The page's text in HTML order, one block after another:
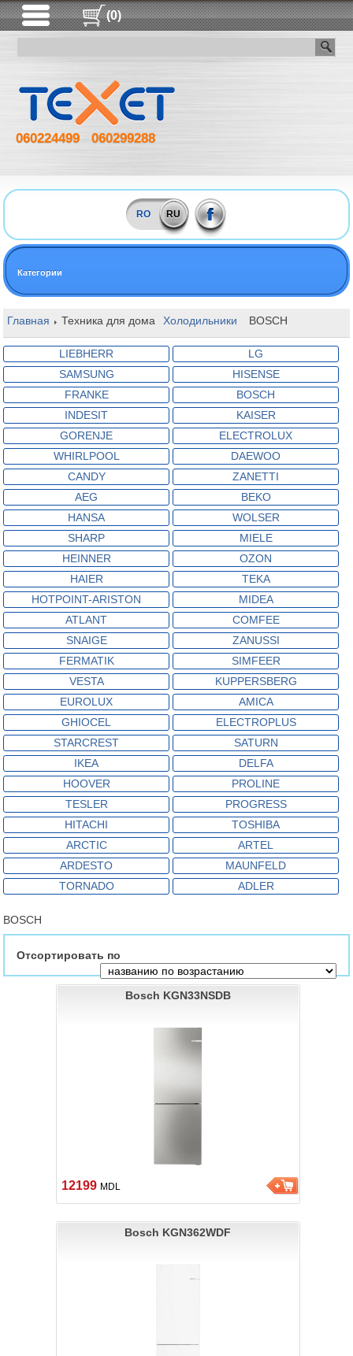
(0)
060224499 060299288
RO RU
Категории
Главная Техника для дома Холодильники BOSCH
LIEBHERR
LG
SAMSUNG
HISENSE
FRANKE
BOSCH
INDESIT
KAISER
GORENJE
ELECTROLUX
WHIRLPOOL
DAEWOO
CANDY
ZANETTI
AEG
BEKO
HANSA
WOLSER
SHARP
MIELE
HEINNER
OZON
HAIER
TEKA
HOTPOINT-ARISTON
MIDEA
ATLANT
COMFEE
SNAIGE
ZANUSSI
FERMATIK
SIMFEER
VESTA
KUPPERSBERG
EUROLUX
AMICA
GHIOCEL
ELECTROPLUS
STARCREST
SATURN
IKEA
DELFA
HOOVER
PROLINE
TESLER
PROGRESS
HITACHI
TOSHIBA
ARCTIC
ARTEL
ARDESTO
MAUNFELD
TORNADO
ADLER
BOSCH
Отсортировать по
Bosch KGN33NSDB
12199 MDL
Bosch KGN362WDF